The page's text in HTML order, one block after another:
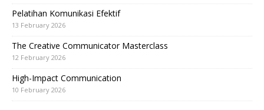
Pelatihan Komunikasi Efektif
13 February 2026
The Creative Communicator Masterclass
12 February 2026
High-Impact Communication
10 February 2026